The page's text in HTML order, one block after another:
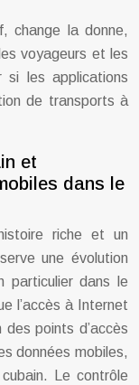
change la donne,
voyageurs et les
si les applications
de transports à
et
dans le
riche et un
une évolution
particulier dans le
l’accès à Internet
points d’accès
données mobiles,
Le contrôle